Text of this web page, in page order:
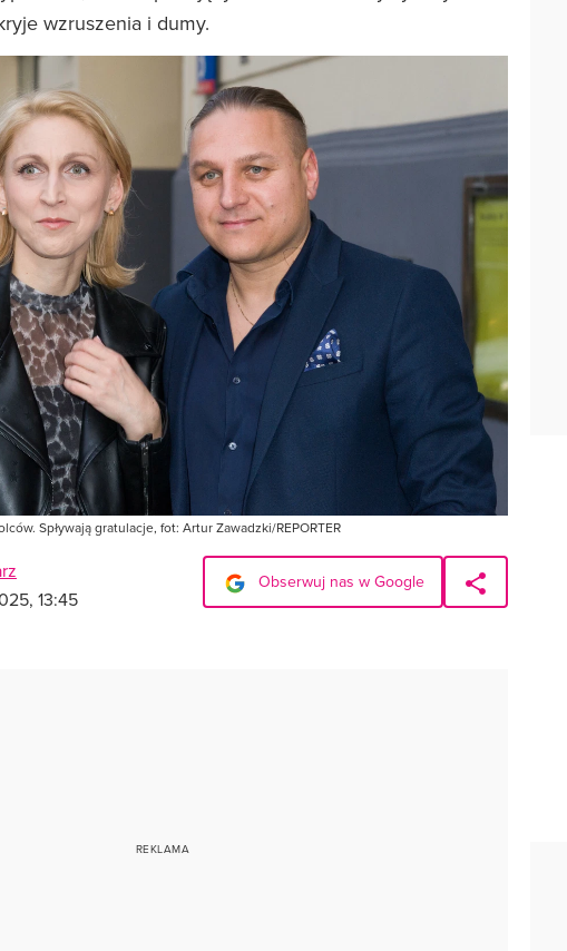
wzruszenia i dumy.
Spływają gratulacje, fot: Artur Zawadzki/REPORTER
13:45
Obserwuj nas w Google